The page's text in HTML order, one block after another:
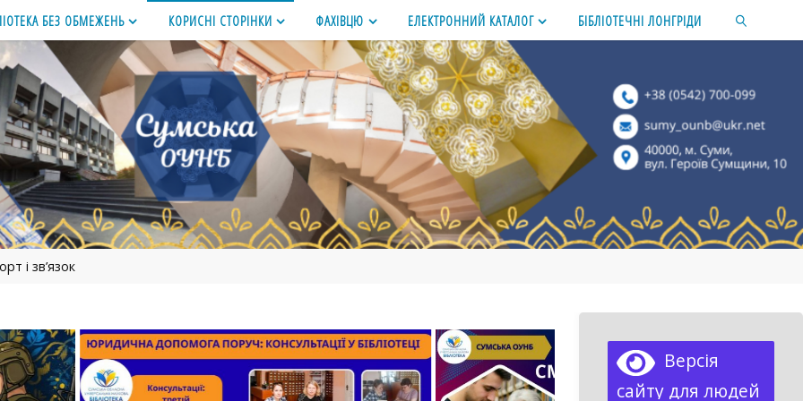
БЕЗ ОБМЕЖЕНЬ КОРИСНІ СТОРІНКИ ФАХІВЦЮ ЕЛЕКТРОННИЙ КАТАЛОГ БІБЛІОТЕЧНІ ЛОНГРІДИ
і зв’язок
Версія
сайту для людей